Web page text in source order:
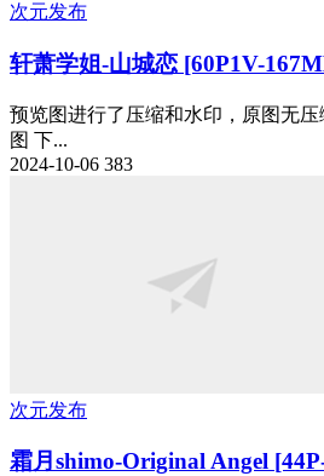
次元发布
轩萧学姐-山城恋 [60P1V-
预览图进行了压缩和水印，原图无
图 下...
2024-10-06 383
次元发布
霜月shimo-Original Angel